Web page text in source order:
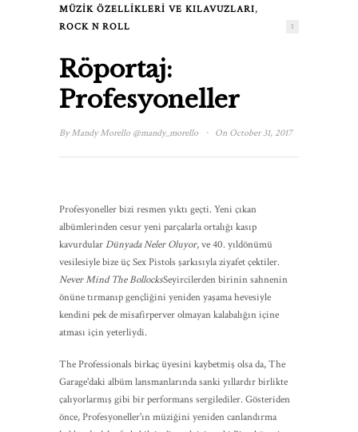
MÜZIK ÖZELLIKLERI VE KILAVUZLARI,
ROCK N ROLL 1
Röportaj:
Profesyoneller
ByMandy Morello @mandy_morello · On October 31, 2017
Profesyoneller bizi resmen yıktı geçti. Yeni çıkan
albümlerinden cesur yeni parçalarla ortalığı kasıp
kavurdularDünyada Neler Oluyor, ve 40. yıldönümü
vesilesiyle bize üç Sex Pistols şarkısıyla ziyafet çektiler.
Never Mind The BollocksSeyircilerden birinin sahnenin
önüne tırmanıp gençliğini yeniden yaşama hevesiyle
kendini pek de misafirperver olmayan kalabalığın içine
atması için yeterliydi.
The Professionals birkaç üyesini kaybetmiş olsa da, The
Garage'daki albüm lansmanlarında sanki yıllardır birlikte
çalıyorlarmış gibi bir performans sergilediler. Gösteriden
önce, Profesyoneller'ın müziğini yeniden canlandırma